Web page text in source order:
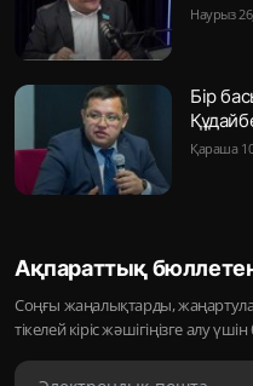
Наурыз
Бір
Қараша
Ақпараттық
Соңғы жаңалықтарды,
тікелей кіріс жәшігіңізге алу